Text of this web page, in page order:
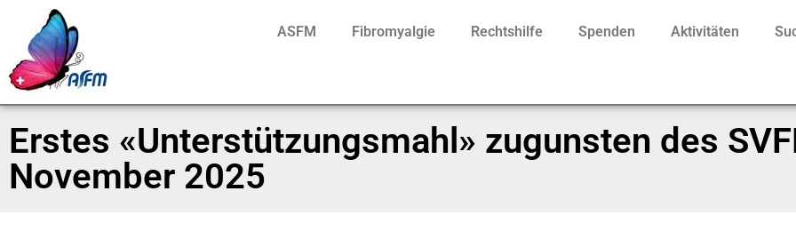
ASFM Fibromyalgie Rechtshilfe Spenden Aktivitäten
Erstes «Unterstützungsmahl» zugunsten des
November 2025